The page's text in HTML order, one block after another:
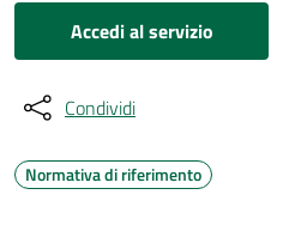
Accedi al servizio
Condividi
Normativa di riferimento